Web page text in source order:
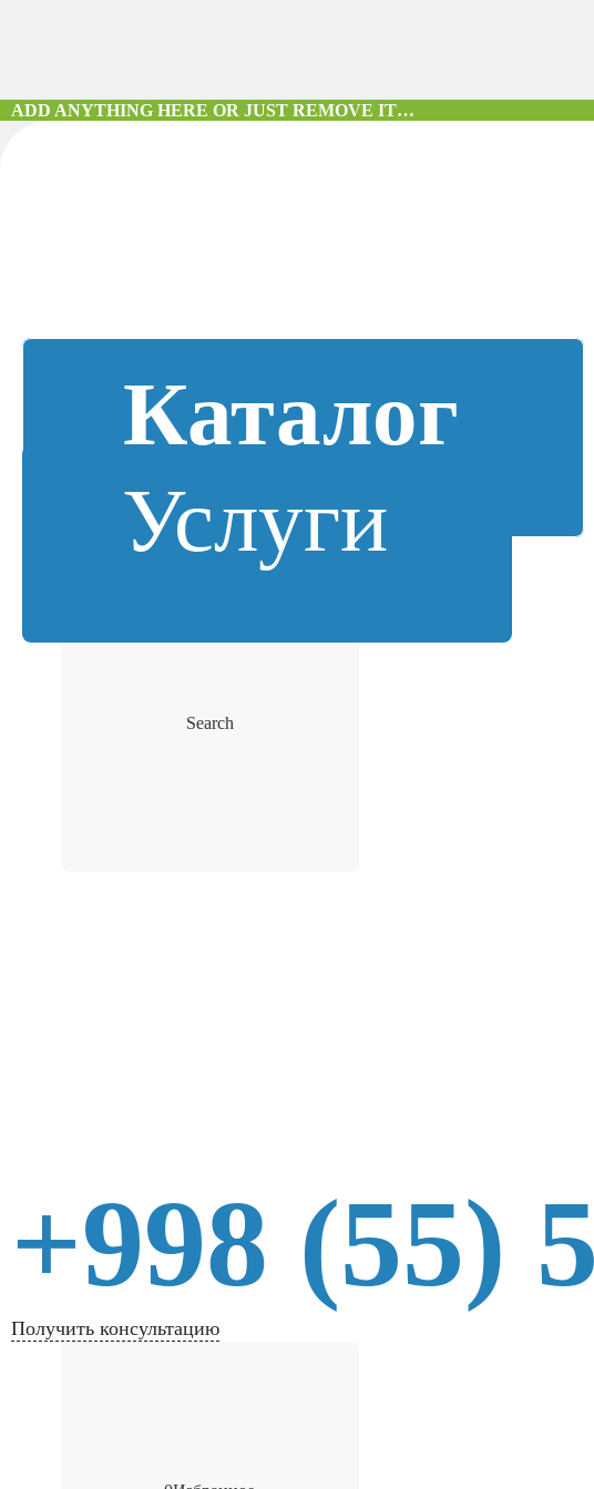
ADD ANYTHING HERE OR JUST REMOVE IT…
Каталог
Услуги
Search
+998 (55)
Получить консультацию